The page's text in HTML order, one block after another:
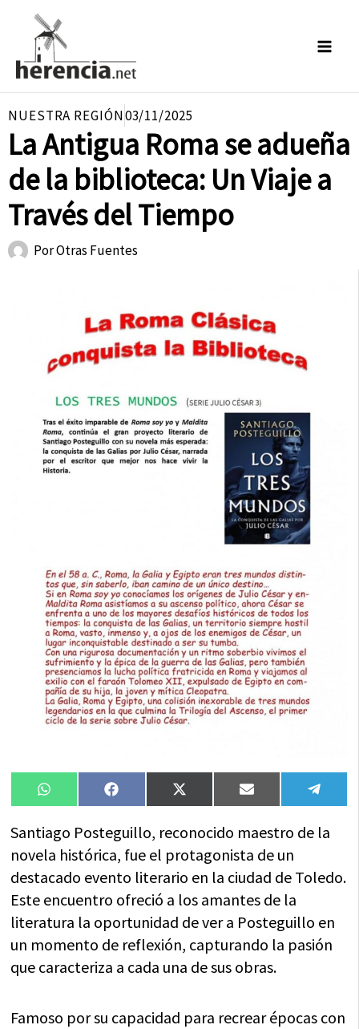
contenido
NUESTRA REGIÓN03/11/2025
La Antigua Roma se adueña
de la biblioteca: Un Viaje a
Través del Tiempo
PorOtras Fuentes
Compartir
en
WhatsAppCompartir
en
FacebookCompartir
en
X
(Twitter)
Compartir
en
Email
en
Santiago Posteguillo, reconocido maestro de la
novela histórica, fue el protagonista de un
destacado evento literario en la ciudad de Toledo.
Este encuentro ofreció a los amantes de la
literatura la oportunidad de ver a Posteguillo en
un momento de reflexión, capturando la pasión
que caracteriza a cada una de sus obras.
Famoso por su capacidad para recrear épocas con